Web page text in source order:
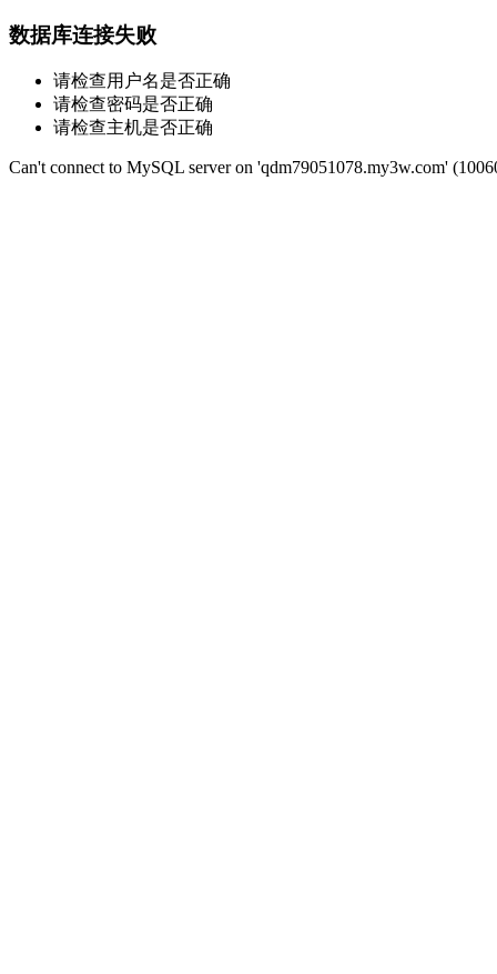
数据库连接失败
请检查用户名是否正确
请检查密码是否正确
请检查主机是否正确
Can't connect to MySQL server on 'qdm79051078.my3w.com'